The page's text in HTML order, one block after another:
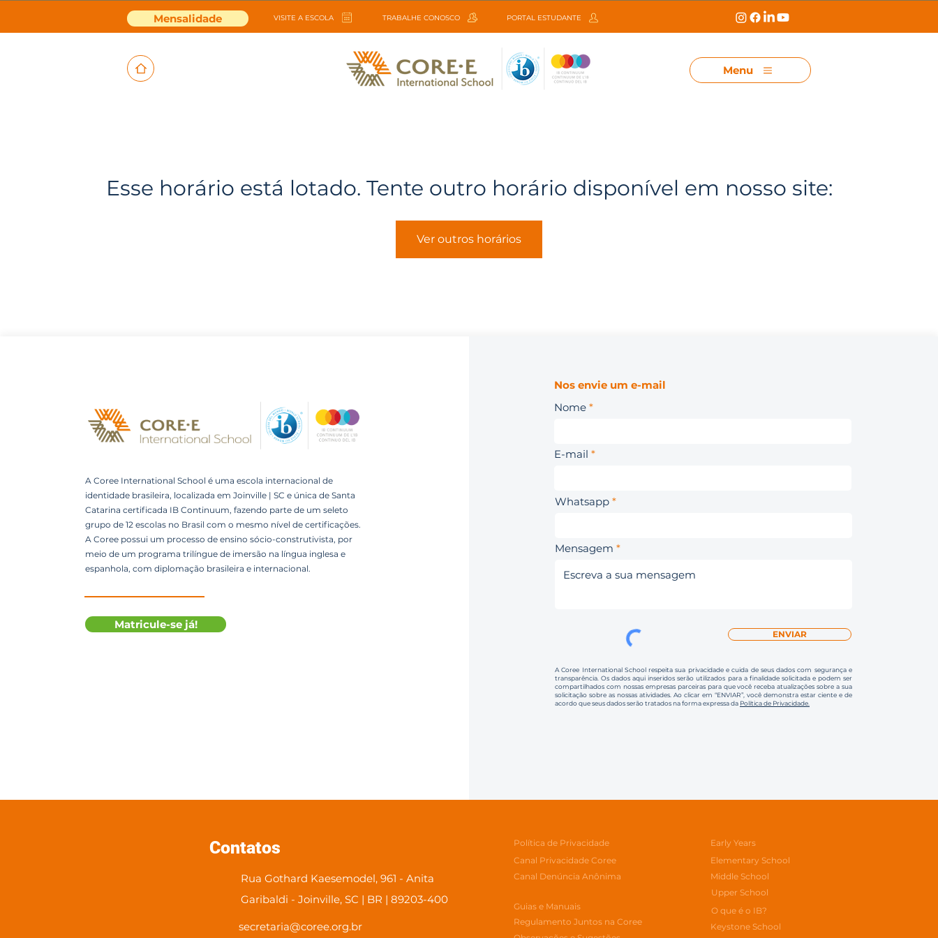
Mensalidade VISITE A ESCOLA TRABALHE CONOSCO PORTAL ESTUDANTE
Menu
Esse horário está lotado. Tente outro horário disponível em nosso site:
Ver outros horários
A Coree International School é uma escola internacional de
identidade brasileira, localizada em Joinville | SC e única de Santa
Catarina certificada IB Continuum, fazendo parte de um seleto
grupo de 12 escolas no Brasil com o mesmo nível de certificações.
A Coree possui um processo de ensino sócio-construtivista, por
meio de um programa trilíngue de imersão na língua inglesa e
espanhola, com diplomação brasileira e internacional.
Matricule-se já!
Nos envie um e-mail
Nome
E-mail
Whatsapp
Mensagem
ENVIAR
A Coree International School respeita sua privacidade e cuida de seus dados com segurança e
transparência. Os dados aqui inseridos serão utilizados para a finalidade solicitada e podem ser
compartilhados com nossas empresas parceiras para que você receba atualizações sobre a sua
solicitação sobre as nossas atividades. Ao clicar em “ENVIAR”, você demonstra estar ciente e de
acordo que seus dados serão tratados na forma expressa da Política de Privacidade.
Contatos
Rua Gothard Kaesemodel, 961 - Anita
Garibaldi - Joinville, SC | BR | 89203-400
secretaria@coree.org.br
Política de Privacidade
Canal Privacidade Coree
Canal Denúncia Anônima
Early Years
Elementary School
Middle School
Upper School
Guias e Manuais
Regulamento Juntos na Coree
O que é o IB?
Keystone School